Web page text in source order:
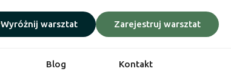
Wyróżnij warsztat Zarejestruj warsztat
Blog Kontakt